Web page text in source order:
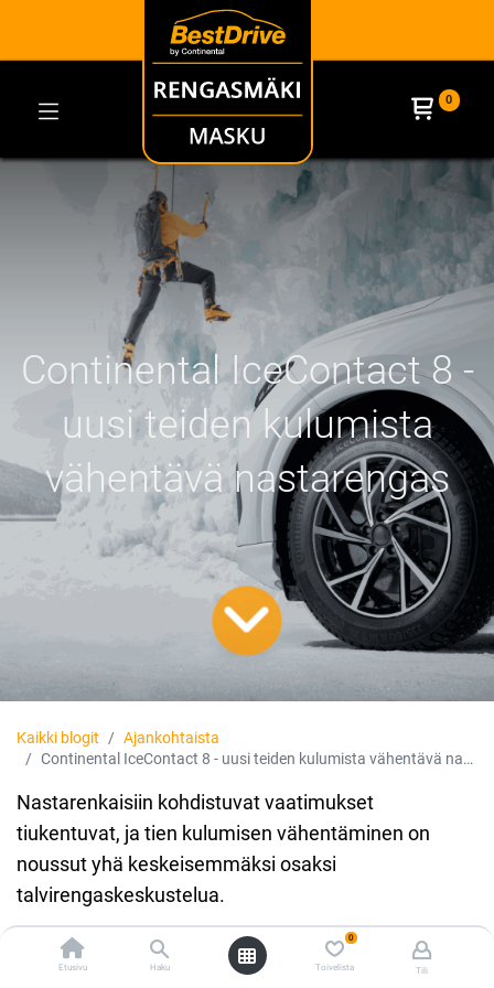
Etusivu Haku
0
Toivelista Tili
0
Continental IceContact 8 -
uusi teiden kulumista
vähentävä nastarengas
Kaikki blogit
Ajankohtaista
Continental IceContact 8 - uusi teiden kulumista vähentävä nastarengas
Nastarenkaisiin kohdistuvat vaatimukset
tiukentuvat, ja tien kulumisen vähentäminen on
noussut yhä keskeisemmäksi osaksi
talvirengaskeskustelua.
Continental vastaa tähän kehitykseen uudella